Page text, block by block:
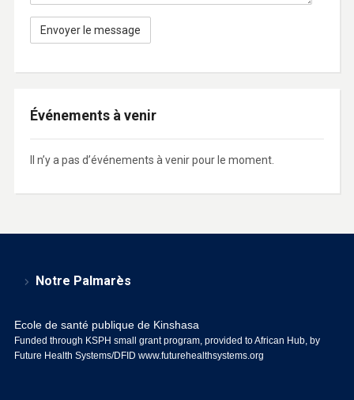
Événements à venir
Il n’y a pas d’événements à venir pour le moment.
Notre Palmarès
Ecole de santé publique de Kinshasa
Funded through KSPH small grant program, provided to African Hub, by
Future Health Systems/DFID www.futurehealthsystems.org